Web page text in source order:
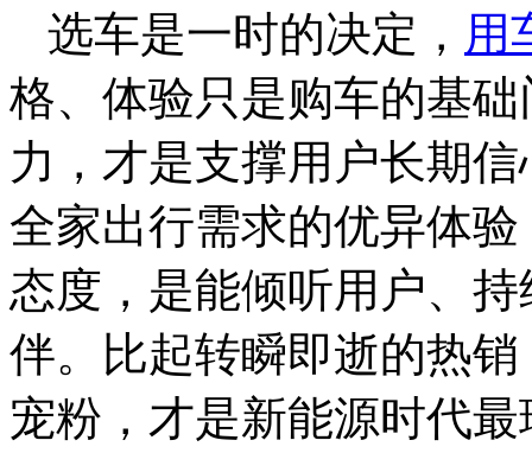
选车是一时的决定， 用
格、体验只是购车的基
力，才是支撑用户长期
全家出行需求的优异体
态度，是能倾听用户、
伴。比起转瞬即逝的热
宠粉，才是新能源时代